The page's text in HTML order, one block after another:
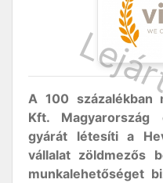
A 100 százalékban
Kft. Magyarország
gyárát létesíti a
vállalat zöldmezős
munkalehetőséget